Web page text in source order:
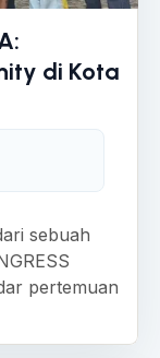
di Kota
sebuah
pertemuan